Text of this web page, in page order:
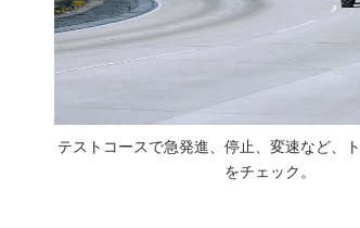
テストコースで急発進、停止、変速など、
をチェック。